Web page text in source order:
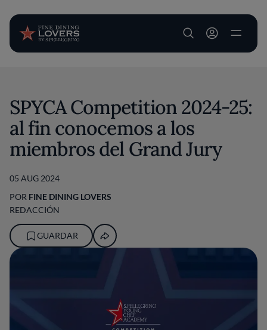
User account
SPYCA Competition 2024-25:
al fin conocemos a los
miembros del Grand Jury
05 AUG 2024
POR FINE DINING LOVERS
REDACCIÓN
GUARDAR